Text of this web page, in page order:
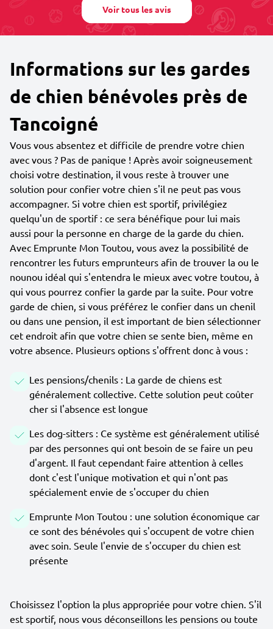
Voir tous les avis
Informations sur les gardes
de chien bénévoles près de
Tancoigné
Vous vous absentez et difficile de prendre votre chien
avec vous ? Pas de panique ! Après avoir soigneusement
choisi votre destination, il vous reste à trouver une
solution pour confier votre chien s'il ne peut pas vous
accompagner. Si votre chien est sportif, privilégiez
quelqu'un de sportif : ce sera bénéfique pour lui mais
aussi pour la personne en charge de la garde du chien.
Avec Emprunte Mon Toutou, vous avez la possibilité de
rencontrer les futurs emprunteurs afin de trouver la ou le
nounou idéal qui s'entendra le mieux avec votre toutou, à
qui vous pourrez confier la garde par la suite. Pour votre
garde de chien, si vous préférez le confier dans un chenil
ou dans une pension, il est important de bien sélectionner
cet endroit afin que votre chien se sente bien, même en
votre absence. Plusieurs options s'offrent donc à vous :
Les pensions/chenils : La garde de chiens est
généralement collective. Cette solution peut coûter
cher si l'absence est longue
Les dog-sitters : Ce système est généralement utilisé
par des personnes qui ont besoin de se faire un peu
d'argent. Il faut cependant faire attention à celles
dont c'est l'unique motivation et qui n'ont pas
spécialement envie de s'occuper du chien
Emprunte Mon Toutou : une solution économique car
ce sont des bénévoles qui s'occupent de votre chien
avec soin. Seule l'envie de s'occuper du chien est
présente
Choisissez l'option la plus appropriée pour votre chien. S'il
est sportif, nous vous déconseillons les pensions ou toute